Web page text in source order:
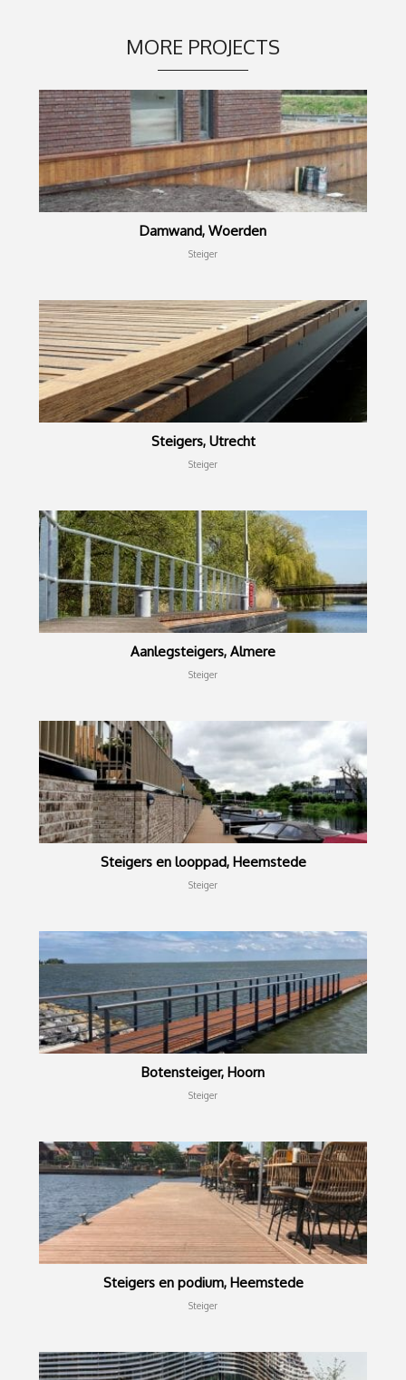
MORE PROJECTS
Damwand, Woerden
Steiger
Steigers, Utrecht
Steiger
Aanlegsteigers, Almere
Steiger
Steigers en looppad, Heemstede
Steiger
Botensteiger, Hoorn
Steiger
Steigers en podium, Heemstede
Steiger